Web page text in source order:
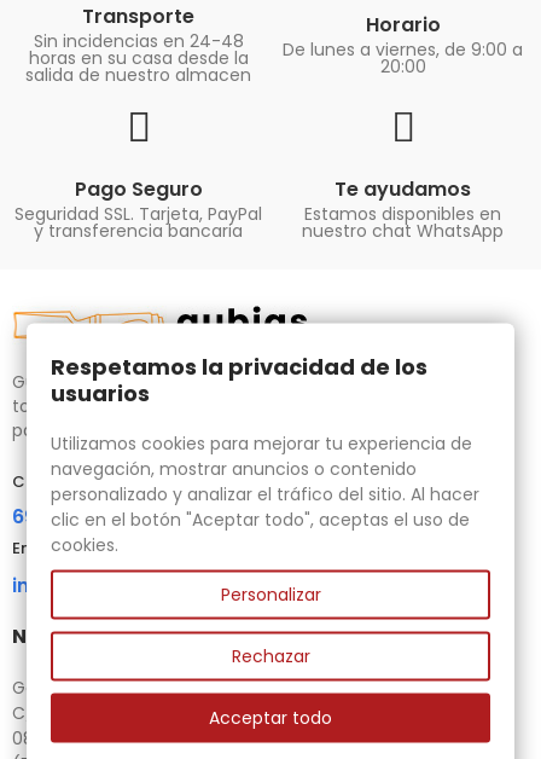
Transporte
Sin incidencias en 24-48
horas en su casa desde la
salida de nuestro almacen
Horario
De lunes a viernes, de 9:00 a
20:00
Pago Seguro
Seguridad SSL. Tarjeta, PayPal
y transferencia bancaria
Te ayudamos
Estamos disponibles en
nuestro chat WhatsApp
Gubias.com.es, tu tienda especializada en talla de madera,
tornos para bricolaje y maquinaria para la madera auxiliar
para tus necesidades.
Contacta con nosotros
696 95 85 58
Email
info@gubias.com.es
Nuestra tienda
Ganiveteria Rius
C/ Goleta, 11
08221 Terrassa
Respetamos la privacidad de los
usuarios
Utilizamos cookies para mejorar tu experiencia de
navegación, mostrar anuncios o contenido
personalizado y analizar el tráfico del sitio. Al hacer
clic en el botón "Aceptar todo", aceptas el uso de
cookies.
Personalizar
Rechazar
Acceptar todo